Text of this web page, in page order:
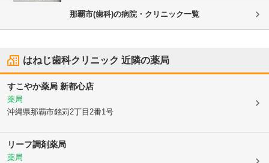
那覇市(歯科)の病院・クリニック一覧
はねじ歯科クリニック 近隣の薬局
すこやか薬局 新都心店
薬局
沖縄県那覇市銘苅2丁目2番1号
リーフ調剤薬局
薬局